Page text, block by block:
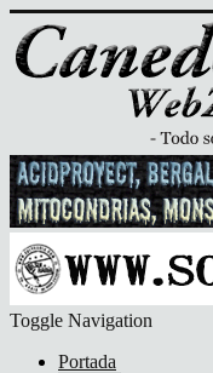
Toggle Navigation
Portada